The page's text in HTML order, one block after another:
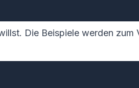
Die Beispiele werden